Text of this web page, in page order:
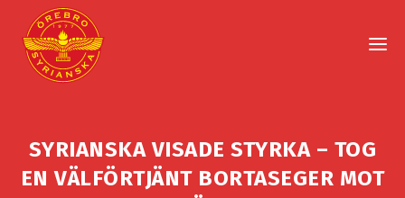
SYRIANSKA VISADE STYRKA – TOG
EN VÄLFÖRTJÄNT BORTASEGER MOT